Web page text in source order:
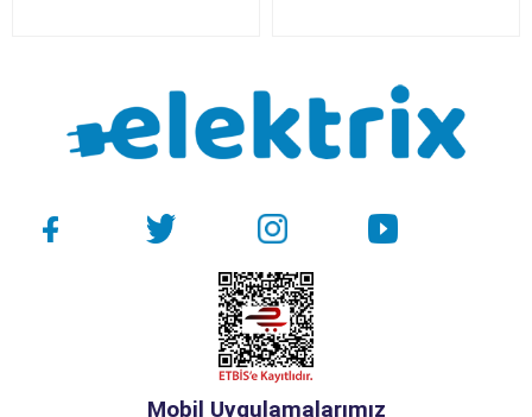
Mobil Uygulamalarımız